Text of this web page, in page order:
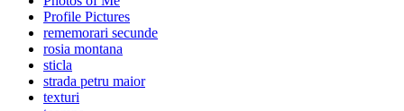
Profile Pictures
rememorari secunde
rosia montana
sticla
strada petru maior
texturi